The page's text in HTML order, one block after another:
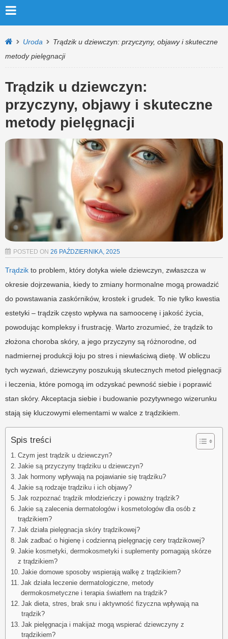
Uroda
Trądzik u dziewczyn: przyczyny, objawy i skuteczne
metody pielęgnacji
Trądzik u dziewczyn:
przyczyny, objawy i skuteczne
metody pielęgnacji
POSTED ON 26 PAŹDZIERNIKA, 2025
Trądzik to problem, który dotyka wiele dziewczyn, zwłaszcza w
okresie dojrzewania, kiedy to zmiany hormonalne mogą prowadzić
do powstawania zaskórników, krostek i grudek. To nie tylko kwestia
estetyki – trądzik często wpływa na samoocenę i jakość życia,
powodując kompleksy i frustrację. Warto zrozumieć, że trądzik to
złożona choroba skóry, a jego przyczyny są różnorodne, od
nadmiernej produkcji łoju po stres i niewłaściwą dietę. W obliczu
tych wyzwań, dziewczyny poszukują skutecznych metod pielęgnacji
i leczenia, które pomogą im odzyskać pewność siebie i poprawić
stan skóry. Akceptacja siebie i budowanie pozytywnego wizerunku
stają się kluczowymi elementami w walce z trądzikiem.
Spis treści
Czym jest trądzik u dziewczyn?
Jakie są przyczyny trądziku u dziewczyn?
Jak hormony wpływają na pojawianie się trądziku?
Jakie są rodzaje trądziku i ich objawy?
Jak rozpoznać trądzik młodzieńczy i poważny trądzik?
Jakie są zalecenia dermatologów i kosmetologów dla osób z
trądzikiem?
Jak działa pielęgnacja skóry trądzikowej?
Jak zadbać o higienę i codzienną pielęgnację cery trądzikowej?
Jakie kosmetyki, dermokosmetyki i suplementy pomagają skórze
z trądzikiem?
Jakie domowe sposoby wspierają walkę z trądzikiem?
Jak działa leczenie dermatologiczne, metody
dermokosmetyczne i terapia światłem na trądzik?
Jak dieta, stres, brak snu i aktywność fizyczna wpływają na
trądzik?
Jak pielęgnacja i makijaż mogą wspierać dziewczyny z
trądzikiem?